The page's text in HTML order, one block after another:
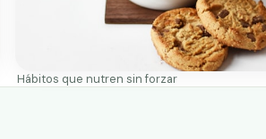
Hábitos que nutren sin forzar